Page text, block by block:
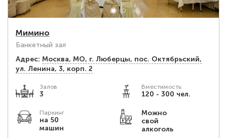
Мимино
Банкетный зал
Адрес: Москва, МО, г. Люберцы, пос. Октябрьский,
ул. Ленина, 3, корп. 2
Залов
3
Вместимость:
120 - 300 чел.
Паркинг
на 50
машин
Можно
свой
алкоголь